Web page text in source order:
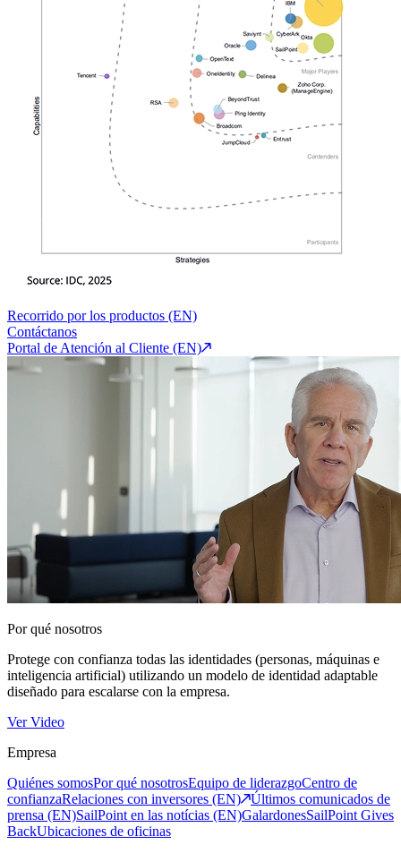
Recorrido por los productos (EN)
Contáctanos
Portal de Atención al Cliente (EN)
Por qué nosotros
Protege con confianza todas las identidades (personas, máquinas e
inteligencia artificial) utilizando un modelo de identidad adaptable
diseñado para escalarse con la empresa.
Ver Video
Empresa
Quiénes somosPor qué nosotrosEquipo de liderazgoCentro de
confianzaRelaciones con inversores (EN)
Últimos comunicados de
prensa (EN)SailPoint en las notícias (EN)GalardonesSailPoint Gives
BackUbicaciones de oficinas